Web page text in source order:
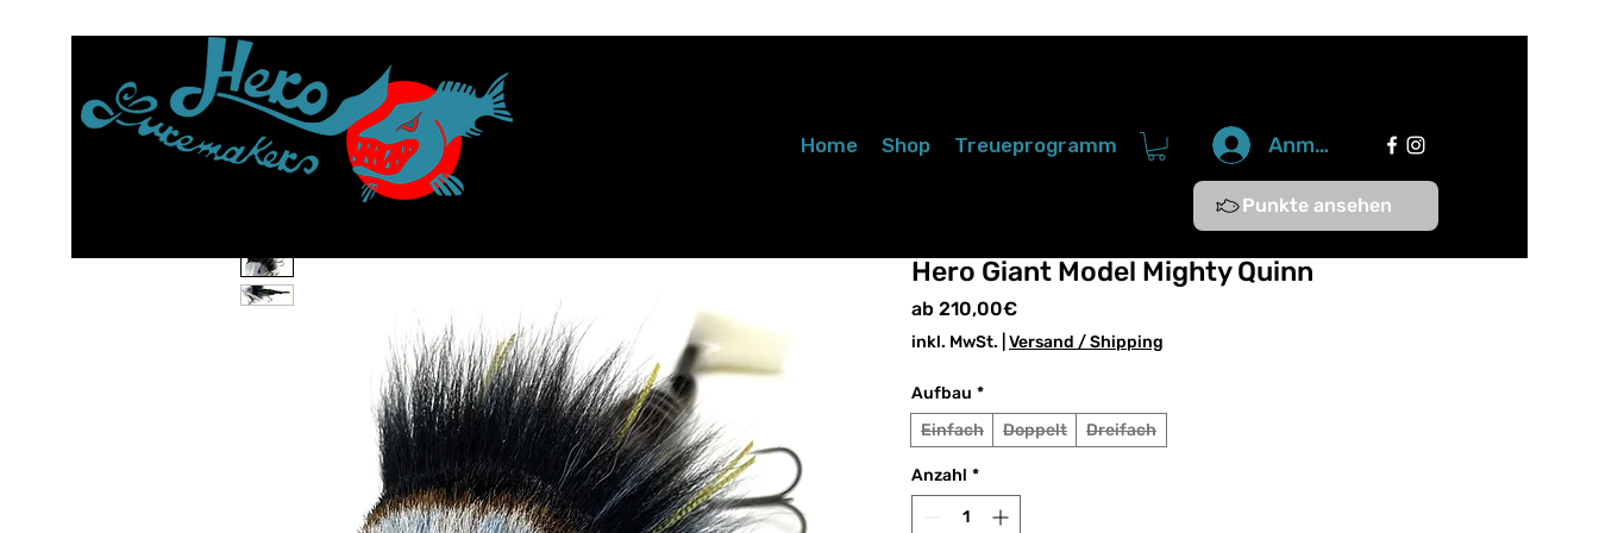
Home Shop Treueprogramm Anmelden
Punkte ansehen
Hero Giant Model Mighty Quinn
ab 210,00€Sale-
Preis
inkl. MwSt. Versand / Shipping
Aufbau *
Einfach
Doppelt Dreifach
Anzahl *